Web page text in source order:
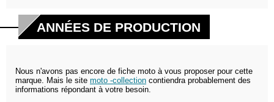
ANNÉES DE PRODUCTION
Nous n'avons pas encore de fiche moto à vous proposer pour cette
marque. Mais le site moto -collection contiendra probablement des
informations répondant à votre besoin.